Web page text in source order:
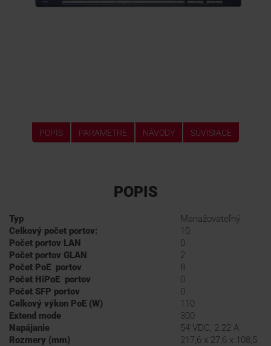
POPIS PARAMETRE NÁVODY SÚVISIACE
POPIS
Typ
Manažovateľný
Celkový počet portov:
10
Počet portov LAN
0
Počet portov GLAN
2
Počet PoE portov
8
Počet HiPoE portov
0
Počet SFP portov
0
Celkový výkon PoE (W)
110
Extend mode
300
Napájanie
54 VDC, 2.22 A
Rozmery (mm)
217,6 x 27,6 x 108,5